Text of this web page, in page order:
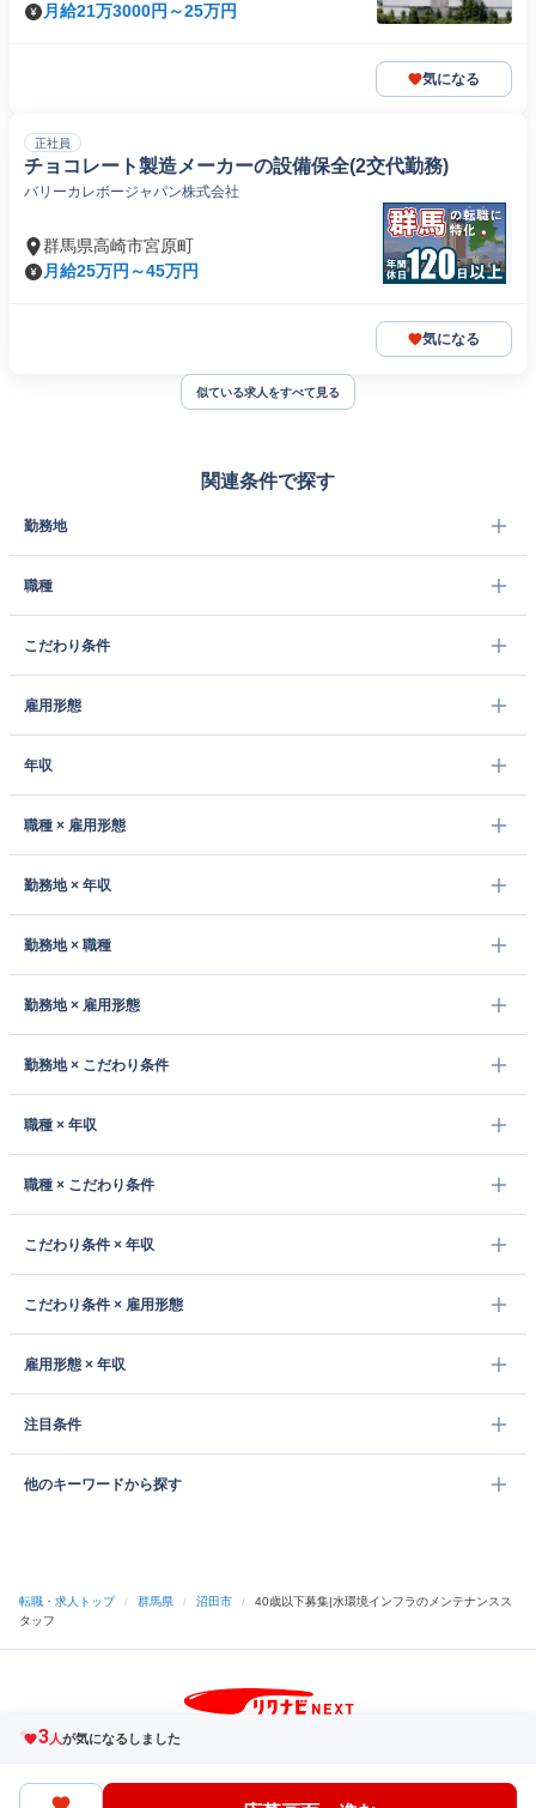
月給21万3000円～25万円
気になる
正社員
チョコレート製造メーカーの設備保全(2交代勤務)
バリーカレボージャパン株式会社
群馬県高崎市宮原町
月給25万円～45万円
気になる
似ている求人をすべて見る
関連条件で探す
勤務地
職種
こだわり条件
雇用形態
年収
職種 × 雇用形態
勤務地 × 年収
勤務地 × 職種
勤務地 × 雇用形態
勤務地 × こだわり条件
職種 × 年収
職種 × こだわり条件
こだわり条件 × 年収
こだわり条件 × 雇用形態
雇用形態 × 年収
注目条件
他のキーワードから探す
3人が気になるしました
転職・求人トップ / 群馬県 / 沼田市 /
40歳以下募集|水環境インフラのメンテナンスス
タッフ
中途採用をご検討の企業様